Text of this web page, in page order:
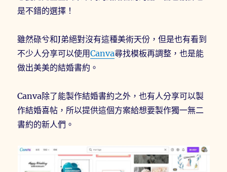
是不錯的選擇！
雖然碌兮和J弟絕對沒有這種美術天份，但是也有看到
不少人分享可以使用Canva尋找模板再調整，也是能
做出美美的結婚書約。
Canva除了能製作結婚書約之外，也有人分享可以製
作結婚喜帖，所以提供這個方案給想要製作獨一無二
書約的新人們。